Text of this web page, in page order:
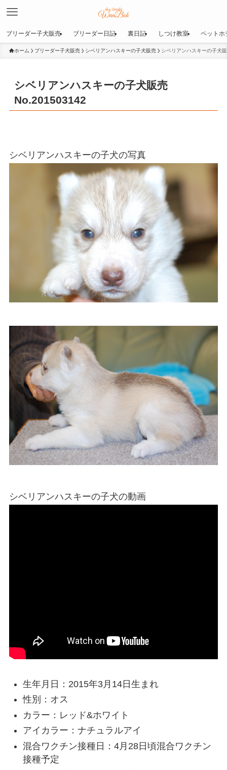
ブリーダー子犬販売 ブリーダー日記 裏日記 しつけ教室 ペットホ
ホーム ブリーダー子犬販売 シベリアンハスキーの子犬販売 シベリアンハスキーの子犬
シベリアンハスキーの子犬販売
No.201503142
シベリアンハスキーの子犬の写真
シベリアンハスキーの子犬の動画
生年月日：2015年3月14日生まれ
性別：オス
カラー：レッド&ホワイト
アイカラー：ナチュラルアイ
混合ワクチン接種日：4月28日頃混合ワクチン
接種予定